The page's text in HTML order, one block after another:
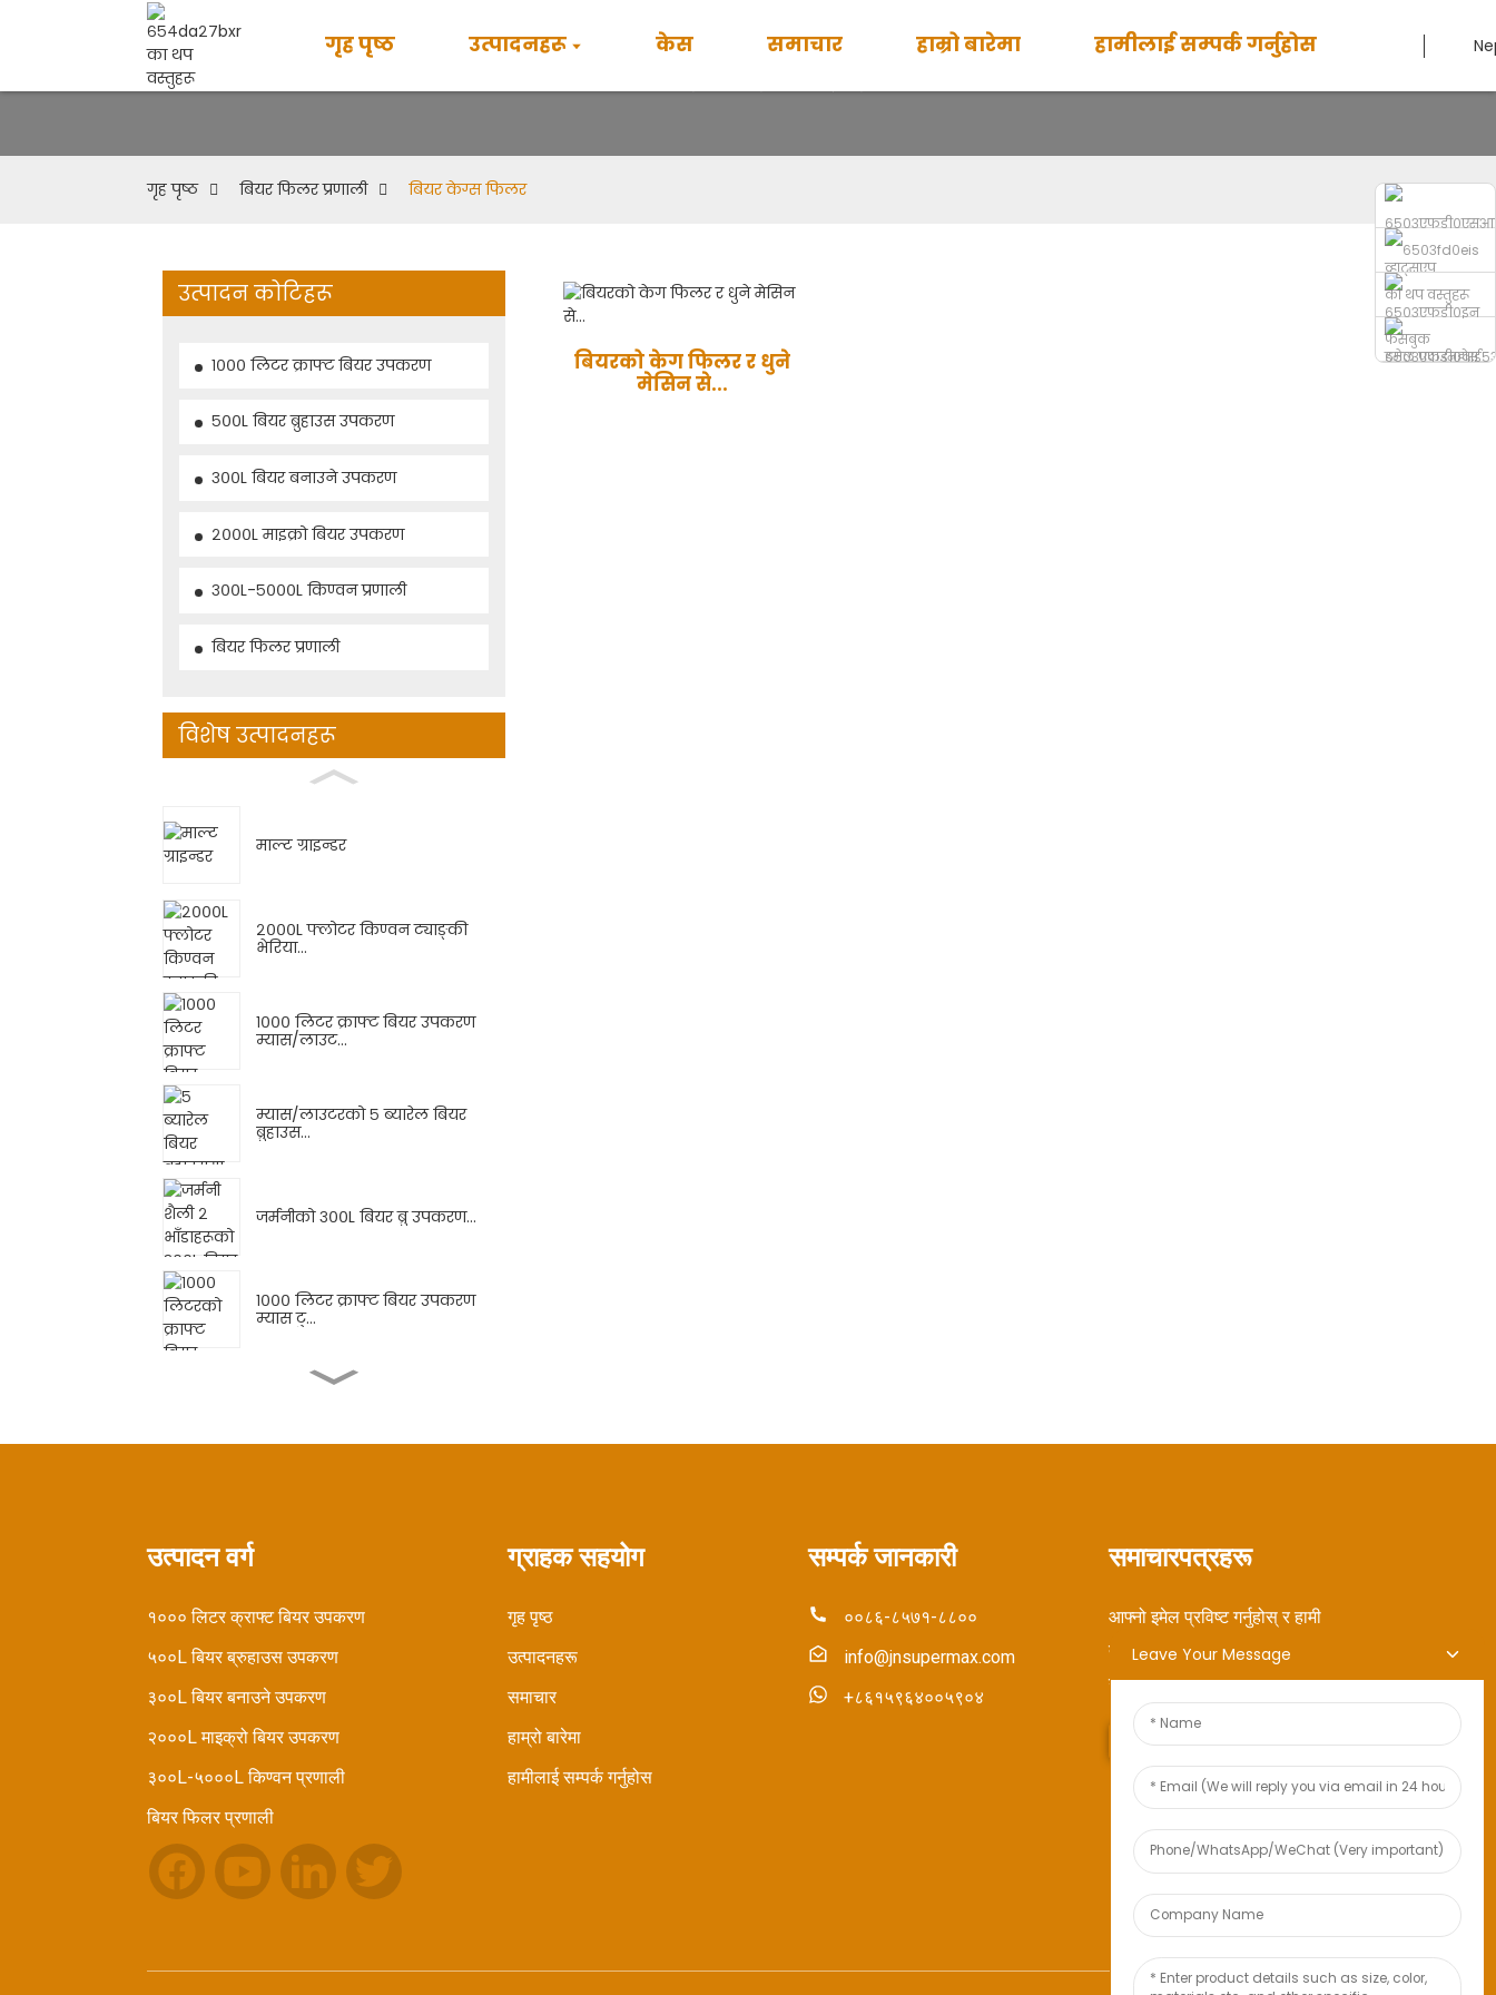
गृह पृष्ठ उत्पादनहरू केस समाचार हाम्रो बारेमा हामीलाई सम्पर्क गर्नुहोस
व्हाट्सएप
फेसबुक
इमेल पठाउनुहोस्
गृह पृष्ठ बियर फिलर प्रणाली बियर केग्स फिलर
उत्पादन कोटिहरू
१००० लिटर क्राफ्ट बियर उपकरण
५००L बियर ब्रुहाउस उपकरण
३००L बियर बनाउने उपकरण
२०००L माइक्रो बियर उपकरण
३००L-५०००L किण्वन प्रणाली
बियर फिलर प्रणाली
विशेष उत्पादनहरू
माल्ट ग्राइन्डर
२०००L फ्लोटर किण्वन ट्याङ्की
भेरिया...
१००० लिटर क्राफ्ट बियर उपकरण
म्यास/लाउट...
म्यास/लाउटरको ५ ब्यारेल बियर
ब्रुहाउस...
जर्मनीको ३००L बियर ब्रु उपकरण...
१००० लिटर क्राफ्ट बियर उपकरण
म्यास टु...
मा...
बियरको केग फिलर र धुने
मेसिन से...
उत्पादन वर्ग
१००० लिटर क्राफ्ट बियर उपकरण
५००L बियर ब्रुहाउस उपकरण
३००L बियर बनाउने उपकरण
२०००L माइक्रो बियर उपकरण
३००L-५०००L किण्वन प्रणाली
बियर फिलर प्रणाली
ग्राहक सहयोग
गृह पृष्ठ
उत्पादनहरू
समाचार
हाम्रो बारेमा
हामीलाई सम्पर्क गर्नुहोस
सम्पर्क जानकारी
००८६-८५७१-८८००
info@jnsupermax.com
+८६१५९६४००५९०४
समाचारपत्रहरू
आफ्नो इमेल प्रविष्ट गर्नुहोस् र हामी
तपाईंलाई नवीनतम जानकारी
योजनाहरू पठाउनेछौं।
सोधपुछ पठाउनुहोस्
Leave Your Message